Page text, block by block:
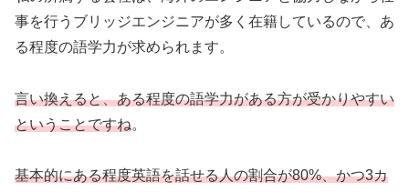
事を行うブリッジエンジニアが多く在籍しているので、あ
る程度の語学力が求められます。
言い換えると、ある程度の語学力がある方が受かりやすい
ということですね。
基本的にある程度英語を話せる人の割合が80%、かつ3カ